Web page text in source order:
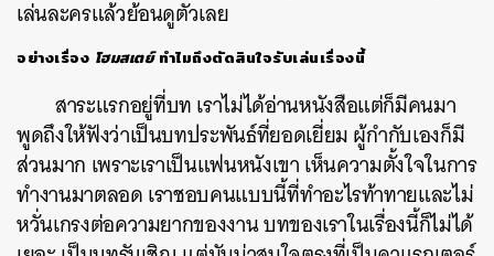
เล่นละครแล้วย้อนดูตัวเลย
อย่างเรื่อง โฮมสเตย์ทำไมถึงตัดสินใจรับเล่นเรื่องนี้
สาระแรกอยู่ที่บท เราไม่ได้อ่านหนังสือแต่ก็มีคนมา
พูดถึงให้ฟังว่าเป็นบทประพันธ์ที่ยอดเยี่ยม ผู้กำกับเองก็มี
ส่วนมาก เพราะเราเป็นแฟนหนังเขา เห็นความตั้งใจในการ
ทำงานมาตลอด เราชอบคนแบบนี้ที่ทำอะไรท้าทายและไม่
หวั่นเกรงต่อความยากของงาน บทของเราในเรื่องนี้ก็ไม่ได้
ค้นหา